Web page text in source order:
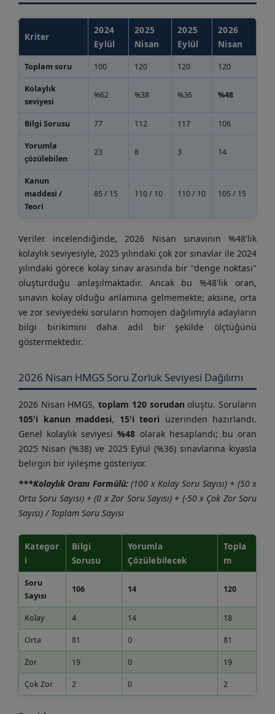
Kriter
2024
Eylül
2025
Nisan
2025
Eylül
2026
Nisan
Toplam soru 100 120 120 120
Kolaylık
seviyesi
%62 %38 %36 %48
Bilgi Sorusu 77 112 117 106
Yorumla
çözülebilen
23 8 3 14
Kanun
maddesi /
Teori
85 / 15 110 / 10 110 / 10 105 / 15
Veriler incelendiğinde, 2026 Nisan sınavının %48'lik
kolaylık seviyesiyle, 2025 yılındaki çok zor sınavlar ile 2024
yılındaki görece kolay sınav arasında bir "denge noktası"
oluşturduğu anlaşılmaktadır. Ancak bu %48'lik oran,
sınavın kolay olduğu anlamına gelmemekte; aksine, orta
ve zor seviyedeki soruların homojen dağılımıyla adayların
bilgi birikimini daha adil bir şekilde ölçtüğünü
göstermektedir.
2026 Nisan HMGS Soru Zorluk Seviyesi Dağılımı
2026 Nisan HMGS,toplam 120 sorudan oluştu. Soruların
105'i kanun maddesi, 15'i teori üzerinden hazırlandı.
Genel kolaylık seviyesi%48 olarak hesaplandı; bu oran
2025 Nisan (%38) ve 2025 Eylül (%36) sınavlarına kıyasla
belirgin bir iyileşme gösteriyor.
***Kolaylık Oranı Formülü:(100 x Kolay Soru Sayısı) + (50 x
Orta Soru Sayısı) + (0 x Zor Soru Sayısı) + (-50 x Çok Zor Soru
Sayısı) / Toplam Soru Sayısı
Kategor
i
Bilgi
Sorusu
Yorumla
Çözülebilecek
Topla
m
Soru
Sayısı
106 14 120
Kolay 4 14 18
Orta 81 0 81
Zor 19 0 19
Çok Zor 2 0 2